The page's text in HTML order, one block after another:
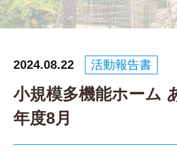
小規模多機能ホーム
年度8月
2024.08.22 活動報告書